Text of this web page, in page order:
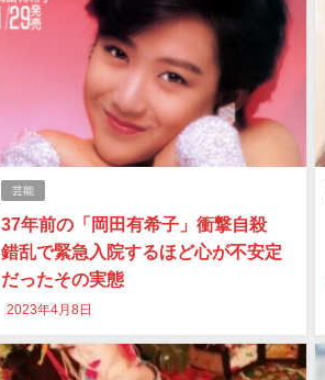
芸能
37年前の「岡田有希子」衝撃自殺
錯乱で緊急入院するほど心が不安定
だったその実態
2023年4月8日